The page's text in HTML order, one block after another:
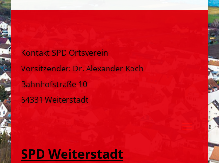
Kontakt SPD Ortsverein
Vorsitzender: Dr. Alexander Koch
Bahnhofstraße 10
64331 Weiterstadt
SPD Weiterstadt